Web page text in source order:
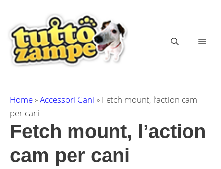
contenuto
Home»Accessori Cani » Fetch mount, l’action cam
per cani
Fetch mount, l’action
cam per cani